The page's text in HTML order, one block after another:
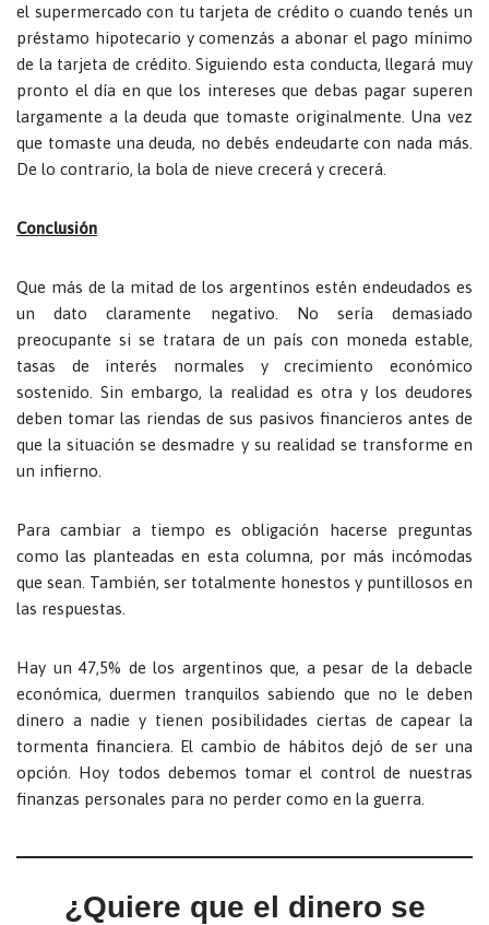
el supermercado con tu tarjeta de crédito o cuando tenés un
préstamo hipotecario y comenzás a abonar el pago mínimo
de la tarjeta de crédito. Siguiendo esta conducta, llegará muy
pronto el día en que los intereses que debas pagar superen
largamente a la deuda que tomaste originalmente. Una vez
que tomaste una deuda, no debés endeudarte con nada más.
De lo contrario, la bola de nieve crecerá y crecerá.
Conclusión
Que más de la mitad de los argentinos estén endeudados es
un dato claramente negativo. No sería demasiado
preocupante si se tratara de un país con moneda estable,
tasas de interés normales y crecimiento económico
sostenido. Sin embargo, la realidad es otra y los deudores
deben tomar las riendas de sus pasivos financieros antes de
que la situación se desmadre y su realidad se transforme en
un infierno.
Para cambiar a tiempo es obligación hacerse preguntas
como las planteadas en esta columna, por más incómodas
que sean. También, ser totalmente honestos y puntillosos en
las respuestas.
Hay un 47,5% de los argentinos que, a pesar de la debacle
económica, duermen tranquilos sabiendo que no le deben
dinero a nadie y tienen posibilidades ciertas de capear la
tormenta financiera. El cambio de hábitos dejó de ser una
opción. Hoy todos debemos tomar el control de nuestras
finanzas personales para no perder como en la guerra.
¿Quiere que el dinero se